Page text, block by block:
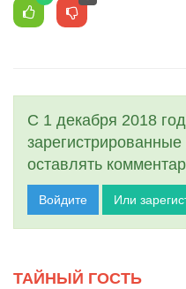
С 1 декабря 2018
оставлять
Войдите Или
ТАЙНЫЙ ГОСТЬ